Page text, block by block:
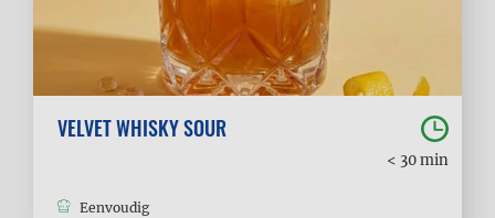
VELVET WHISKY SOUR
< 30 min
Eenvoudig